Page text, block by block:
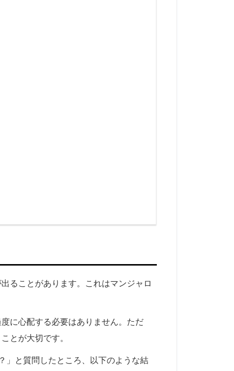
ることがあります。これはマンジャロ
に心配する必要はありません。ただ
とが大切です。
」と質問したところ、以下のような結